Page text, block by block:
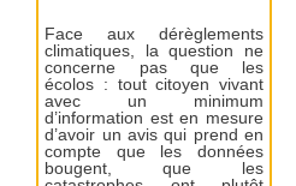
Face aux dérèglements
climatiques, la question ne
concerne pas que les
écolos : tout citoyen vivant
avec un minimum
d’information est en mesure
d’avoir un avis qui prend en
compte que les données
bougent, que les